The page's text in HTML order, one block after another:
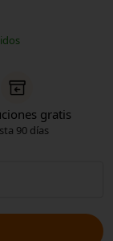
gratis
90 días